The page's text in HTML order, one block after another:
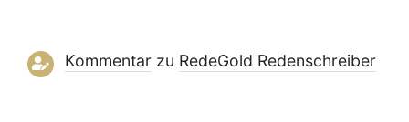
Kommentarzu RedeGold Reden­schreiber